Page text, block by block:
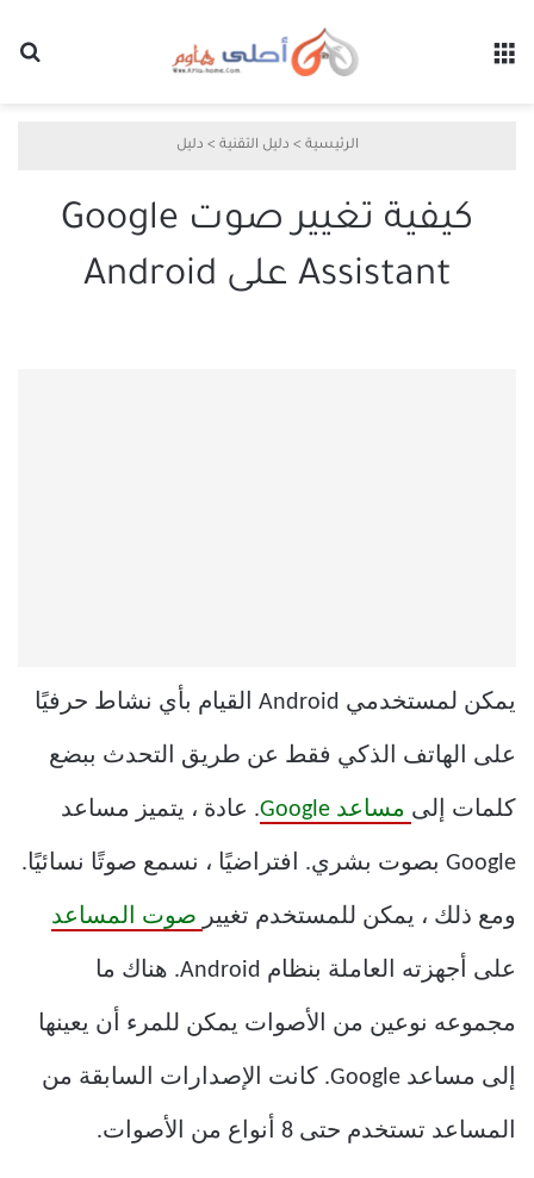
الرئيسية > دليل التقنية > دليل
كيفية تغيير صوت Google
Assistant على Android
يمكن لمستخدمي Android القيام بأي نشاط حرفيًا
على الهاتف الذكي فقط عن طريق التحدث ببضع
كلمات إلى مساعد Google . عادة ، يتميز مساعد
Google بصوت بشري. افتراضيًا ، نسمع صوتًا نسائيًا.
ومع ذلك ، يمكن للمستخدم تغيير صوت المساعد
على أجهزته العاملة بنظام Android. هناك ما
مجموعه نوعين من الأصوات يمكن للمرء أن يعينها
إلى مساعد Google. كانت الإصدارات السابقة من
المساعد تستخدم حتى 8 أنواع من الأصوات.